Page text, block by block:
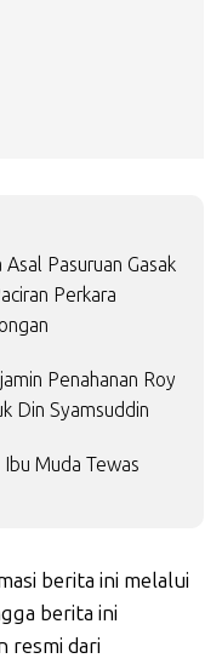
Pasuruan Gasak
Perkara
Penahanan Roy
Din Syamsuddin
Muda Tewas
berita ini melalui
berita ini
resmi dari